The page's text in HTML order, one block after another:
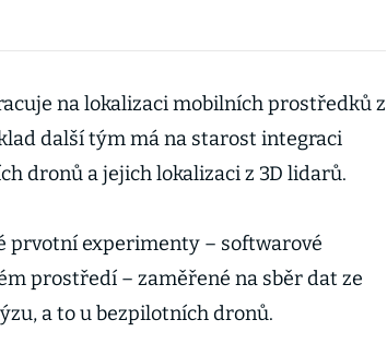
na lokalizaci mobilních prostředků z
další tým má na starost integraci
dronů a jejich lokalizaci z 3D lidarů.
prvotní experimenty – softwarové
prostředí – zaměřené na sběr dat ze
a to u bezpilotních dronů.